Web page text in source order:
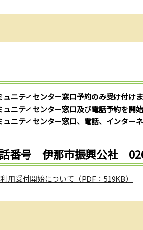
ニティセンター窓口予約のみ受け付け
ニティセンター窓口及び電話予約を開始
ニティセンター窓口、電話、インターネ
番号 伊那市振興公社
受付開始について（PDF：519KB）